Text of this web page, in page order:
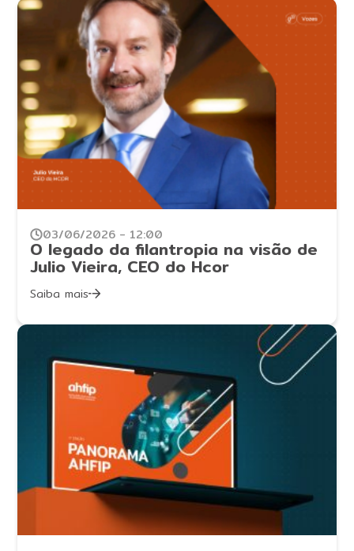
03/06/2026 - 12:00
O legado da filantropia na visão de
Julio Vieira, CEO do Hcor
Saiba mais